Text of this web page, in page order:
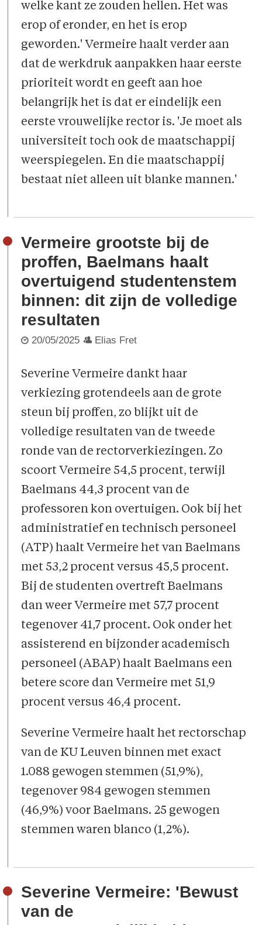
welke kant ze zouden hellen. Het was
erop of eronder, en het is erop
geworden.' Vermeire haalt verder aan
dat de werkdruk aanpakken haar eerste
prioriteit wordt en geeft aan hoe
belangrijk het is dat er eindelijk een
eerste vrouwelijke rector is. 'Je moet als
universiteit toch ook de maatschappij
weerspiegelen. En die maatschappij
bestaat niet alleen uit blanke mannen.'
Vermeire grootste bij de
proffen, Baelmans haalt
overtuigend studentenstem
binnen: dit zijn de volledige
resultaten
20/05/2025 Elias Fret
Severine Vermeire dankt haar
verkiezing grotendeels aan de grote
steun bij proffen, zo blijkt uit de
volledige resultaten van de tweede
ronde van de rectorverkiezingen. Zo
scoort Vermeire 54,5 procent, terwijl
Baelmans 44,3 procent van de
professoren kon overtuigen. Ook bij het
administratief en technisch personeel
(ATP) haalt Vermeire het van Baelmans
met 53,2 procent versus 45,5 procent.
Bij de studenten overtreft Baelmans
dan weer Vermeire met 57,7 procent
tegenover 41,7 procent. Ook onder het
assisterend en bijzonder academisch
personeel (ABAP) haalt Baelmans een
betere score dan Vermeire met 51,9
procent versus 46,4 procent.
Severine Vermeire haalt het rectorschap
van de KU Leuven binnen met exact
1.088 gewogen stemmen (51,9%),
tegenover 984 gewogen stemmen
(46,9%) voor Baelmans. 25 gewogen
stemmen waren blanco (1,2%).
Severine Vermeire: 'Bewust
van de